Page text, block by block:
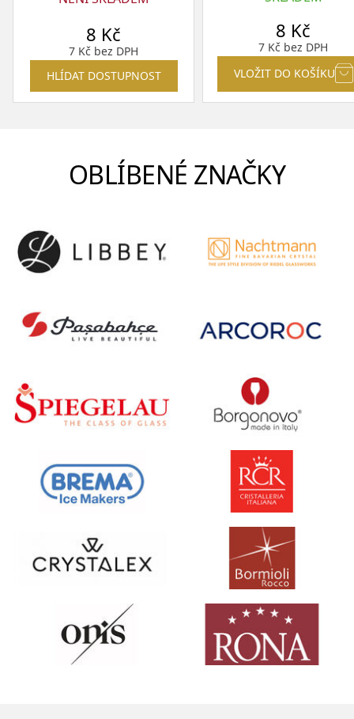
8 Kč
7 Kč bez DPH
HLÍDAT DOSTUPNOST
8 Kč
7 Kč bez DPH
VLOŽIT DO KOŠÍKU
OBLÍBENÉ ZNAČKY